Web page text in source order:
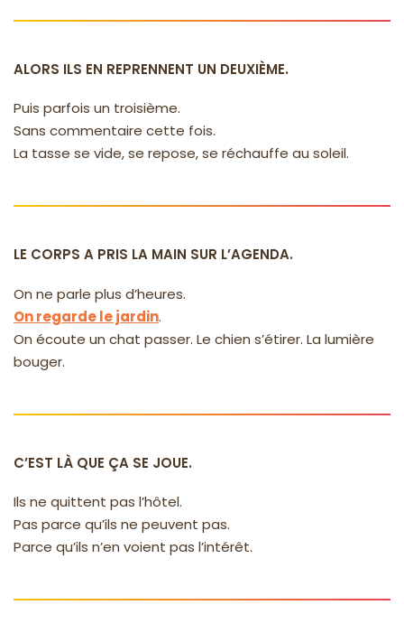
ALORS ILS EN REPRENNENT UN DEUXIÈME.
Puis parfois un troisième.
Sans commentaire cette fois.
La tasse se vide, se repose, se réchauffe au soleil.
LE CORPS A PRIS LA MAIN SUR L’AGENDA.
On ne parle plus d’heures.
On regarde le jardin.
On écoute un chat passer. Le chien s’étirer. La lumière
bouger.
C’EST LÀ QUE ÇA SE JOUE.
Ils ne quittent pas l’hôtel.
Pas parce qu’ils ne peuvent pas.
Parce qu’ils n’en voient pas l’intérêt.